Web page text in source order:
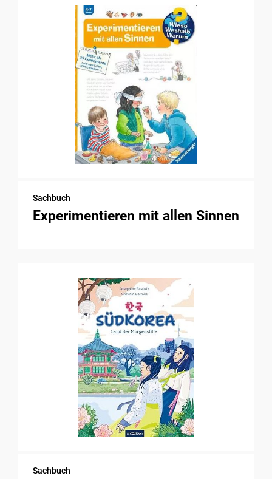
Sachbuch
Experimentieren mit allen Sinnen
Sachbuch